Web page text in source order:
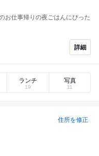
お仕事帰りの夜ごはんにぴった
詳細
ランチ
19
写真
11
住所を修正